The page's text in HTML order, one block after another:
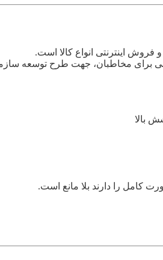
فروش اینترنتی انواع کالا است.
برای مخاطبان، جهت طرح توسعه